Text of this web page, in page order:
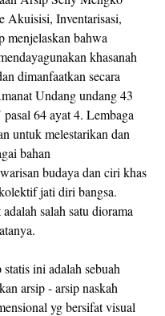
Akuisisi, Inventarisasi,
menjelaskan bahwa
khasanah
dimanfaatkan secara
Undang undang 43
64 ayat 4. Lembaga
untuk melestarikan dan
bahan
budaya dan ciri khas
jati diri bangsa.
salah satu diorama
ini adalah sebuah
arsip - arsip naskah
yg bersifat visual